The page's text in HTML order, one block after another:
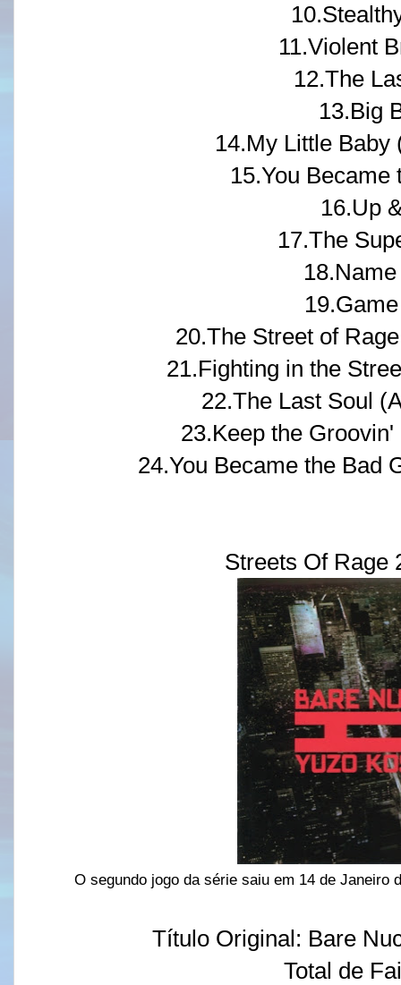
11.Violent
12.The
13.Big
14.My Little Baby
15.You Became
16.Up
17.The
20.The Street of
21.Fighting in the
22.The Last Soul
23.Keep the
24.You Became the Bad
Streets Of Rage
O segundo jogo da série saiu em 14 de Janeiro
Título Original: Bare
Total de